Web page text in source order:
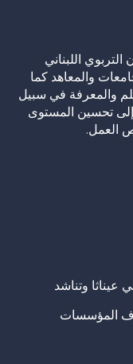
اللبناني
والمعاهد كما
والمعرفة في سبيل
إلى تحسين المستوى
العمل.
وتناشد
المؤسسات